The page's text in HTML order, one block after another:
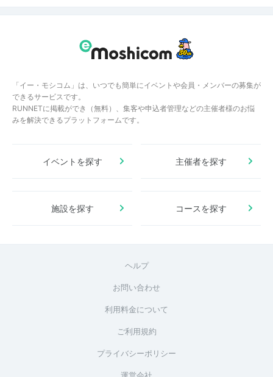
「イー・モシコム」は、いつでも簡単にイベントや会員・メンバーの募集が
できるサービスです。
RUNNETに掲載ができ（無料）、集客や申込者管理などの主催者様のお悩
みを解決できるプラットフォームです。
イベントを探す 主催者を探す
施設を探す コースを探す
ヘルプ
お問い合わせ
利用料金について
ご利用規約
プライバシーポリシー
運営会社